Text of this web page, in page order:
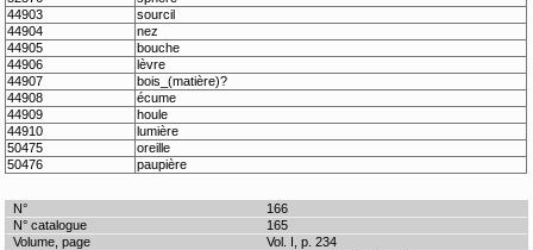
44903
sourcil
44904
nez
44905
bouche
44906
lèvre
44907
bois_(matière)?
44908
écume
44909
houle
44910
lumière
50475
oreille
50476
paupière
166
165
Vol. I, p. 234